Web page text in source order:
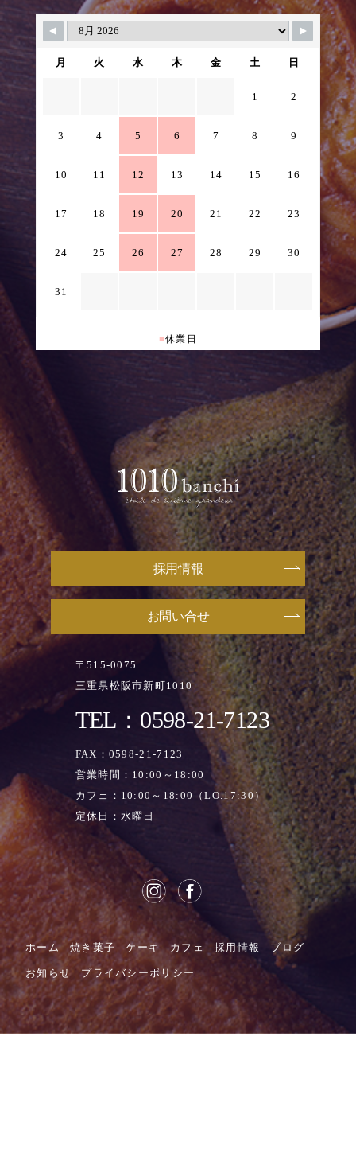
月 火 水 木 金 土 日
1 2
3 4 5 6 7 8 9
10 11 12 13 14 15 16
17 18 19 20 21 22 23
24 25 26 27 28 29 30
31
■休業日
〒515-0075
三重県松阪市新町1010
TEL：0598-21-7123
FAX：0598-21-7123
営業時間：10:00～18:00
カフェ：10:00～18:00（LO.17:30）
定休日：水曜日
お問い合せ
採用情報
ホーム 焼き菓子 ケーキ カフェ 採用情報 ブログ
お知らせ プライバシーポリシー